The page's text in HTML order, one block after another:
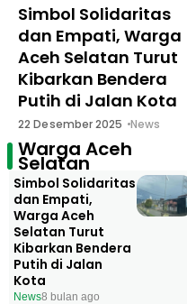
Simbol Solidaritas
dan Empati, Warga
Aceh Selatan Turut
Kibarkan Bendera
Putih di Jalan Kota
22 Desember 2025 News
Warga Aceh
Selatan
Simbol Solidaritas
dan Empati,
Warga Aceh
Selatan Turut
Kibarkan Bendera
Putih di Jalan
Kota
News8 bulan ago